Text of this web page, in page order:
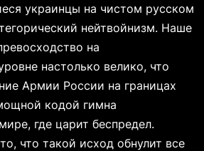
украинцы на чистом русском
нейтвойнизм. Наше
на
настолько велико, что
Армии России на границах
кодой гимна
где царит беспредел.
что такой исход обнулит все